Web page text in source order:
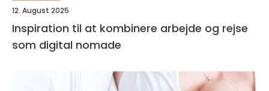
12. August 2025
Inspiration til at kombinere arbejde og rejse
som digital nomade